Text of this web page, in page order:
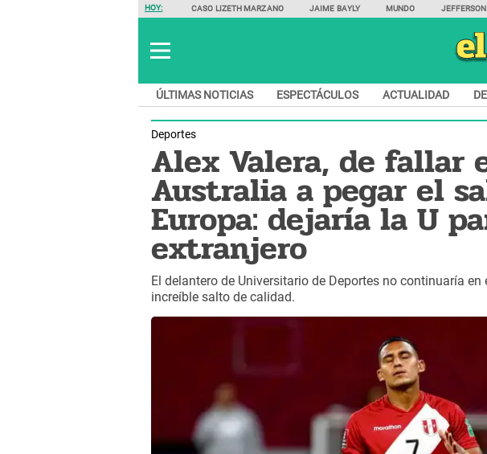
HOY: CASO LIZETH MARZANO JAIME BAYLY MUNDO
ÚLTIMAS NOTICIAS ESPECTÁCULOS ACTUALIDAD
Deportes
Alex Valera, de fallar
Australia a pegar el
Europa: dejaría la U
extranjero
El delantero de Universitario de Deportes no continuaría
increíble salto de calidad.